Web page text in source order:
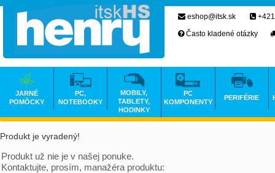
Produkt je vyradený!
Produkt už nie je v našej ponuke.
Kontaktujte, prosím, manažéra produktu:
eshop@itsk.sk
Často kladené otázky
JARNÉ
POMÔCKY
PC,
NOTEBOOKY
MOBILY,
TABLETY,
HODINKY
PC
KOMPONENTY
PERIFÉRIE